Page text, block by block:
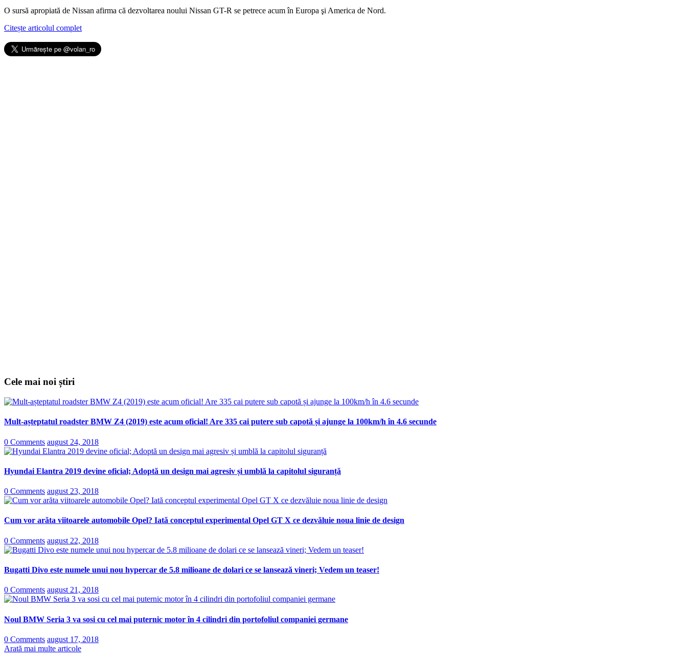
O sursă apropiată de Nissan afirma că dezvoltarea noului Nissan GT-R se petrece acum în Europa şi America de Nord.
Citește articolul complet
Cele mai noi știri
Mult-așteptatul roadster BMW Z4 (2019) este acum oficial! Are 335 cai putere sub capotă și ajunge la 100km/h în 4.6 secunde
0 Comments august 24, 2018
Hyundai Elantra 2019 devine oficial; Adoptă un design mai agresiv și umblă la capitolul siguranță
0 Comments august 23, 2018
Cum vor arăta viitoarele automobile Opel? Iată conceptul experimental Opel GT X ce dezvăluie noua linie de design
0 Comments august 22, 2018
Bugatti Divo este numele unui nou hypercar de 5.8 milioane de dolari ce se lansează vineri; Vedem un teaser!
0 Comments august 21, 2018
Noul BMW Seria 3 va sosi cu cel mai puternic motor în 4 cilindri din portofoliul companiei germane
0 Comments august 17, 2018
Arată mai multe articole